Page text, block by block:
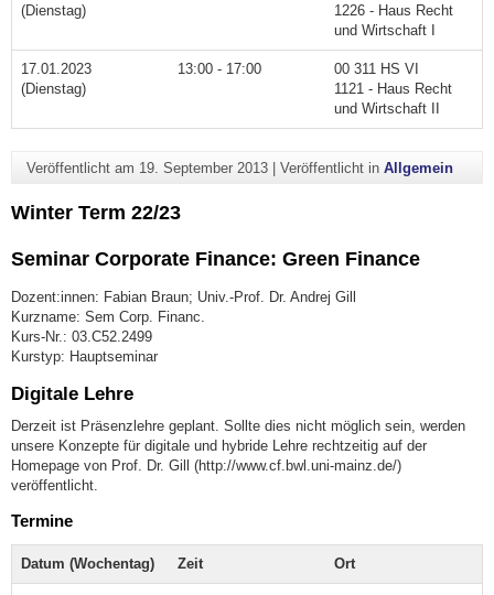
(Dienstag)
1226 - Haus Recht
und Wirtschaft I
17.01.2023
(Dienstag)
13:00 - 17:00
00 311 HS VI
1121 - Haus Recht
und Wirtschaft II
Veröffentlicht am 19. September 2013| Veröffentlicht in Allgemein
Winter Term 22/23
Seminar Corporate Finance: Green Finance
Dozent:innen: Fabian Braun; Univ.-Prof. Dr. Andrej Gill
Kurzname: Sem Corp. Financ.
Kurs-Nr.: 03.C52.2499
Kurstyp: Hauptseminar
Digitale Lehre
Derzeit ist Präsenzlehre geplant. Sollte dies nicht möglich sein, werden
unsere Konzepte für digitale und hybride Lehre rechtzeitig auf der
Homepage von Prof. Dr. Gill (http://www.cf.bwl.uni-mainz.de/)
veröffentlicht.
Termine
Datum (Wochentag) Zeit Ort